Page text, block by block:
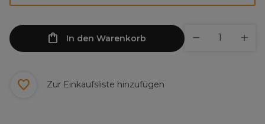
In den Warenkorb
Zur Einkaufsliste hinzufügen